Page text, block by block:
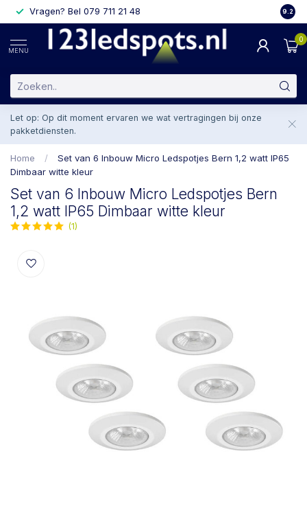
Vragen? Bel 079 711 21 48 29.2
MENU
0
Let op: Op dit moment ervaren we wat vertragingen bij onze
pakketdiensten.
Home /
Set van 6 Inbouw Micro Ledspotjes Bern 1,2 watt IP65
Dimbaar witte kleur
Set van 6 Inbouw Micro Ledspotjes Bern
1,2 watt IP65 Dimbaar witte kleur
(1)